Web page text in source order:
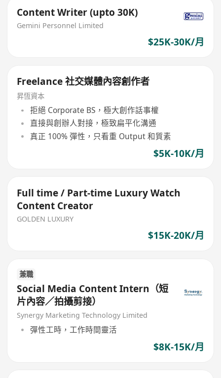
Content Writer (upto 30K)
Gemini Personnel Limited
$25K-30K/月
Freelance 社交媒體內容創作者
昇恆資本
拒絕 Corporate BS，極大創作話事權
直接與創辦人對接，極致扁平化溝通
真正 100% 彈性，只看重 Output 和質素
$5K-10K/月
Full time / Part-time Luxury Watch
Content Creator
GOLDEN LUXURY
$15K-20K/月
兼職
Social Media Content Intern（短
片內容／拍攝剪接）
Synergy Marketing Technology Limited
彈性工時，工作時間靈活
$8K-15K/月